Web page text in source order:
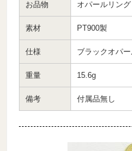
お品物 オパールリング
素材 PT900製
仕様 ブラックオパ
重量 15.6g
備考 付属品無し